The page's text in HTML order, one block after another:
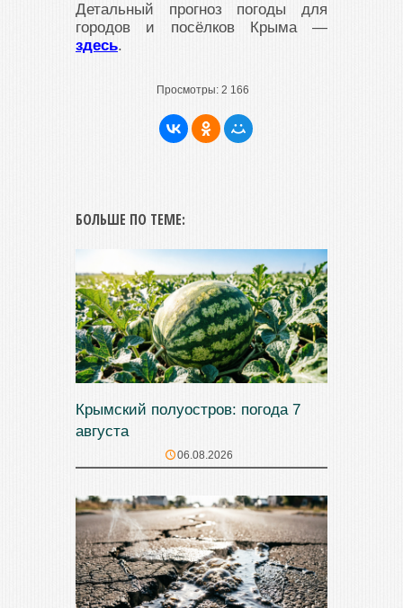
Детальный прогноз погоды для
городов и посёлков Крыма —
здесь.
Просмотры: 2 166
БОЛЬШЕ ПО ТЕМЕ:
Крымский полуостров: погода 7
августа
06.08.2026